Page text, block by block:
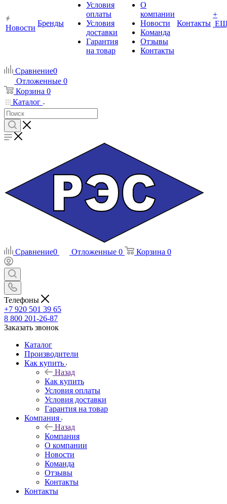
Новости
Бренды
Условия
оплаты
Условия
доставки
Гарантия
на товар
О
компании
Новости
Команда
Отзывы
Контакты
Контакты
+
Сравнение0
Отложенные 0
Корзина 0
Каталог
Сравнение0 Отложенные 0 Корзина 0
Телефоны
+7 920 501 39 65
8 800 201-26-87
Заказать звонок
Каталог
Производители
Как купить
Назад
Как купить
Условия оплаты
Условия доставки
Гарантия на товар
Компания
Назад
Компания
О компании
Новости
Команда
Отзывы
Контакты
Контакты